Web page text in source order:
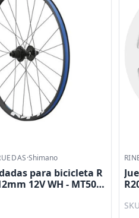
·Shimano
para bicicleta R
12V WH - MT501